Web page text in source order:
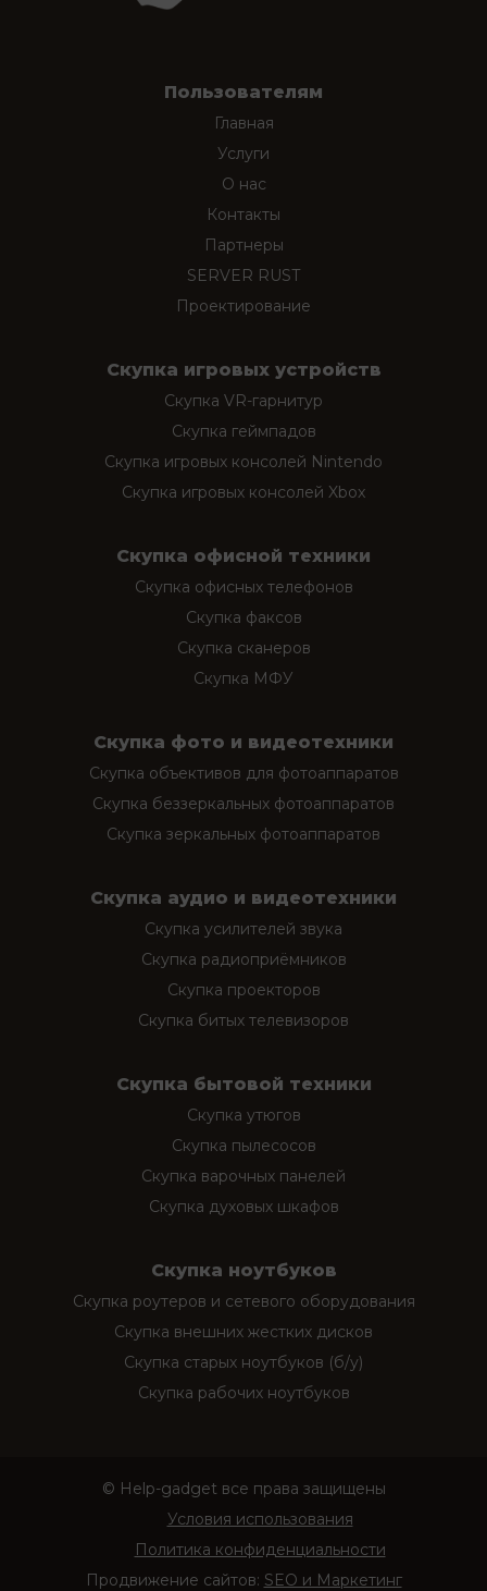
Пользователям
Главная
Услуги
О нас
Контакты
Партнеры
SERVER RUST
Проектирование
Скупка игровых устройств
Скупка VR-гарнитур
Скупка геймпадов
Скупка игровых консолей Nintendo
Скупка игровых консолей Xbox
Скупка офисной техники
Скупка офисных телефонов
Скупка факсов
Скупка сканеров
Скупка МФУ
Скупка фото и видеотехники
Скупка объективов для фотоаппаратов
Скупка беззеркальных фотоаппаратов
Скупка зеркальных фотоаппаратов
Скупка аудио и видеотехники
Скупка усилителей звука
Скупка радиоприёмников
Скупка проекторов
Скупка битых телевизоров
Скупка бытовой техники
Скупка утюгов
Скупка пылесосов
Скупка варочных панелей
Скупка духовых шкафов
Скупка ноутбуков
Скупка роутеров и сетевого оборудования
Скупка внешних жестких дисков
Скупка старых ноутбуков (б/у)
Скупка рабочих ноутбуков
© Help-gadget все права защищены
Условия использования
Политика конфиденциальности
Продвижение сайтов: SEO и Маркетинг